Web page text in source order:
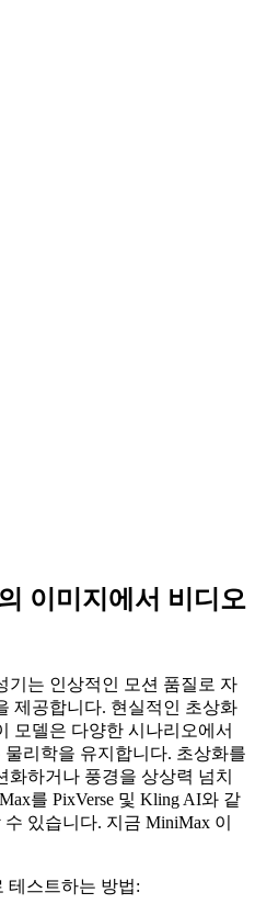
이미지에서 비디오
기는 인상적인 모션 품질로 자
제공합니다. 현실적인 초상화
모델은 다양한 시나리오에서
리학을 유지합니다. 초상화를
하거나 풍경을 상상력 넘치
를 PixVerse 및 Kling AI와 같
있습니다. 지금 MiniMax 이
테스트하는 방법: